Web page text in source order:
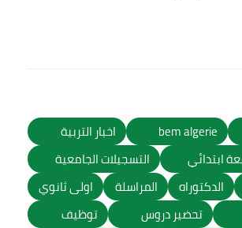
bem algerie
اخبار التربية
ابتدائي
التسجيلات الجامعية
الدكتوراه المراسلة
اولى ثانوي
تحضير دروس
توظيف